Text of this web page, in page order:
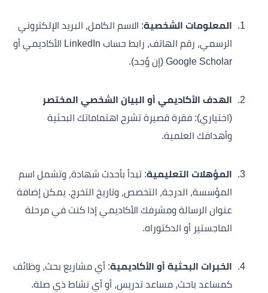
المعلومات الشخصية: الاسم الكامل، البريد الإلكتروني
الرسمي، رقم الهاتف، رابط حساب LinkedIn الأكاديمي أو
Google Scholar (إن وُجد).
الهدف الأكاديمي أو البيان الشخصي المختصر
(اختياري): فقرة قصيرة تشرح اهتماماتك البحثية
وأهدافك العلمية.
المؤهلات التعليمية: تبدأ بأحدث شهادة، وتشمل اسم
المؤسسة، الدرجة، التخصص، وتاريخ التخرج. يمكن إضافة
عنوان الرسالة ومشرفك الأكاديمي إذا كنت في مرحلة
الماجستير أو الدكتوراه.
الخبرات البحثية أو الأكاديمية: أي مشاريع بحث، وظائف
كمساعد باحث، مساعد تدريس، أو أي نشاط ذي صلة.